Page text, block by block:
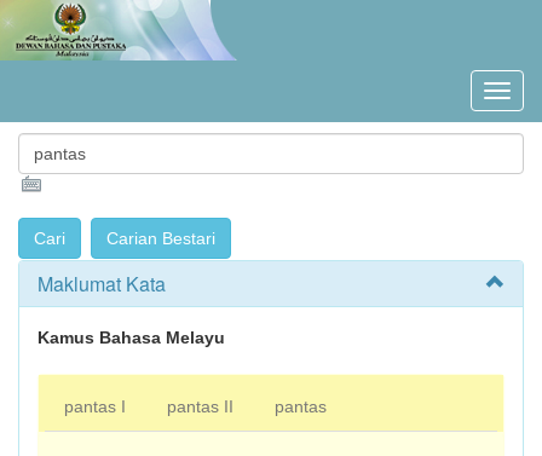
Maklumat Kata
Kamus Bahasa Melayu
pantas I pantas II pantas